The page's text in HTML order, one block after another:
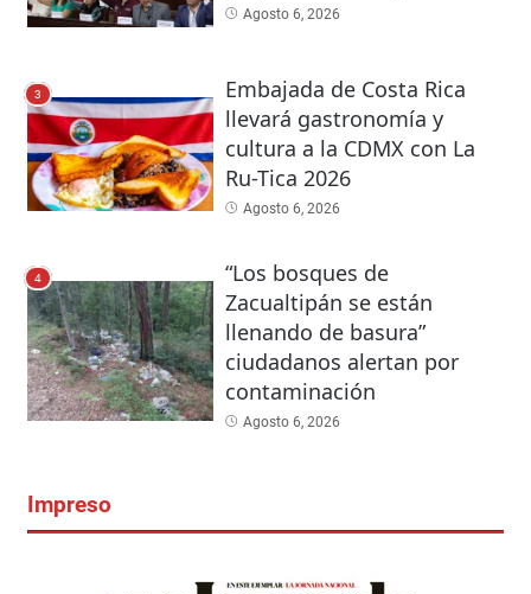
Agosto 6, 2026
3
Embajada de Costa Rica
llevará gastronomía y
cultura a la CDMX con La
Ru-Tica 2026
Agosto 6, 2026
4
“Los bosques de
Zacualtipán se están
llenando de basura”
ciudadanos alertan por
contaminación
Agosto 6, 2026
Impreso